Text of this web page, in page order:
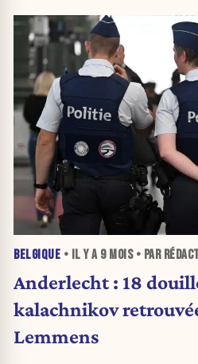
BELGIQUE • IL Y A 9 MOIS• PAR
Anderlecht : 18
kalachnikov
Lemmens